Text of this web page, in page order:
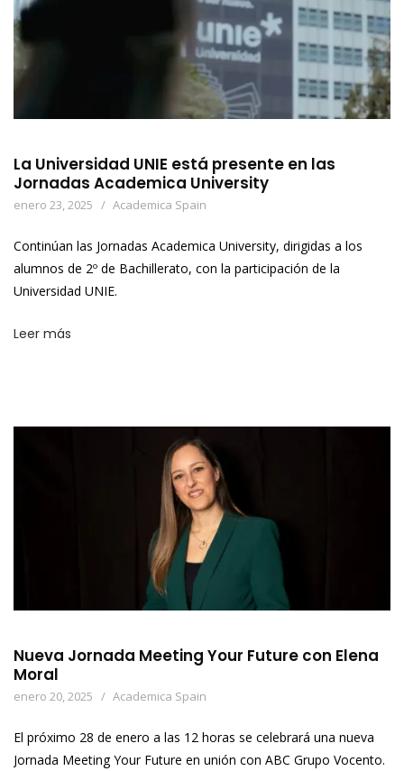
La Universidad UNIE está presente en las
Jornadas Academica University
enero 23, 2025 Academica Spain
Continúan las Jornadas Academica University, dirigidas a los
alumnos de 2º de Bachillerato, con la participación de la
Universidad UNIE.
Leer más
Nueva Jornada Meeting Your Future con Elena
Moral
enero 20, 2025 Academica Spain
El próximo 28 de enero a las 12 horas se celebrará una nueva
Jornada Meeting Your Future en unión con ABC Grupo Vocento.